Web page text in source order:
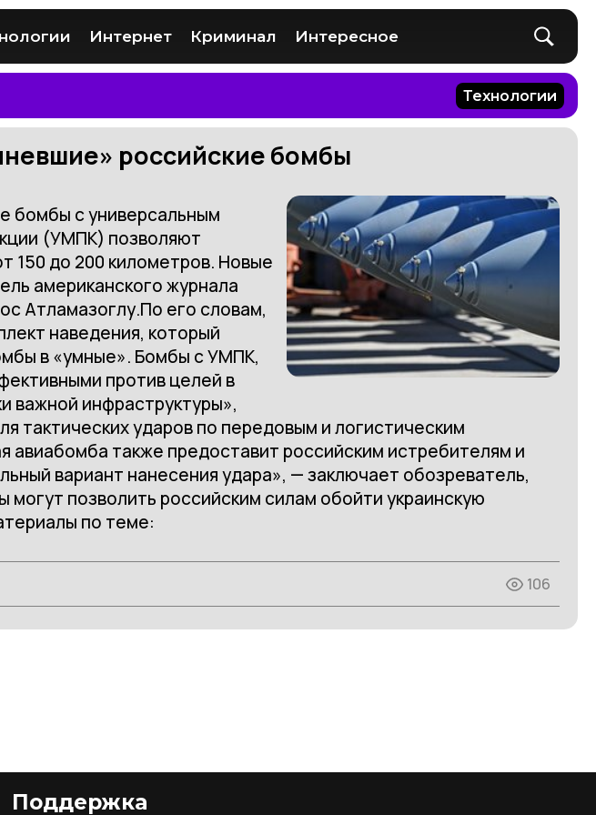
Интернет Криминал Интересное
Технологии
российские бомбы
бомбы с универсальным
(УМПК) позволяют
150 до 200 километров. Новые
американского журнала
Атламазоглу.По его словам,
наведения, который
в «умные». Бомбы с УМПК,
против целей в
важной инфраструктуры»,
тактических ударов по передовым и логистическим
авиабомба также предоставит российским истребителям и
вариант нанесения удара», — заключает обозреватель,
позволить российским силам обойти украинскую
по теме:
106
Поддержка